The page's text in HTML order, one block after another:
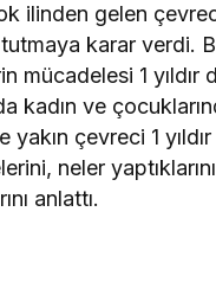
ilinden gelen
karar verdi.
mücadelesi 1 yıldır
kadın ve
yakın çevreci 1
neler
anlattı.